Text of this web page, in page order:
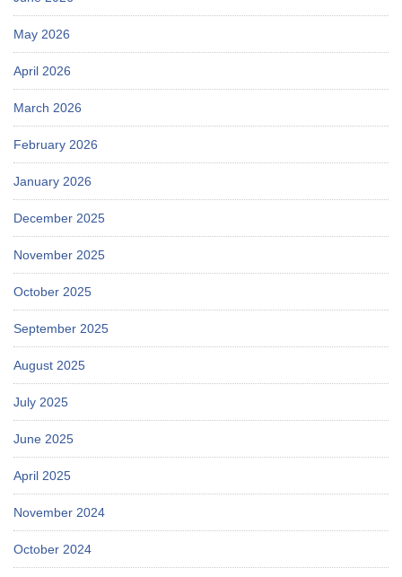
May 2026
April 2026
March 2026
February 2026
January 2026
December 2025
November 2025
October 2025
September 2025
August 2025
July 2025
June 2025
April 2025
November 2024
October 2024